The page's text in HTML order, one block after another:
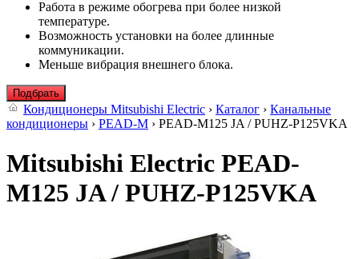
Работа в режиме обогрева при более низкой
температуре.
Возможность установки на более длинные
коммуникации.
Меньше вибрация внешнего блока.
Подбрать
Кондиционеры Mitsubishi Electric › Каталог › Канальные
кондиционеры › PEAD-M › PEAD-M125 JA / PUHZ-P125VKA
Mitsubishi Electric PEAD-
M125 JA / PUHZ-P125VKA